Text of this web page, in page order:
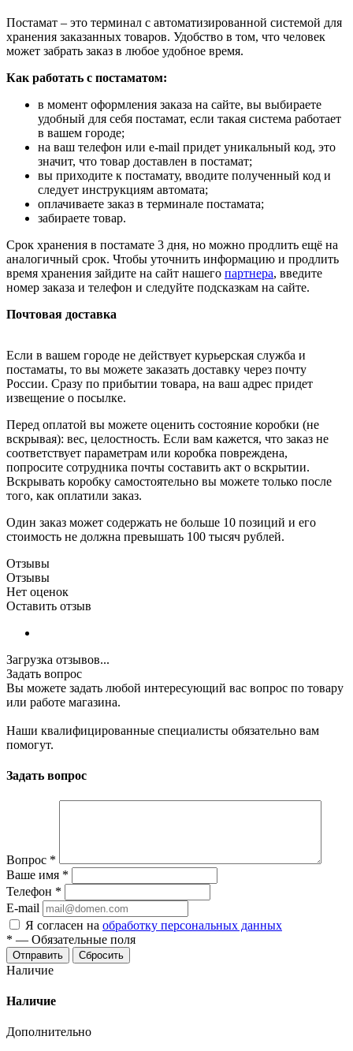
Постамат – это терминал с автоматизированной системой для
хранения заказанных товаров. Удобство в том, что человек
может забрать заказ в любое удобное время.
Как работать с постаматом:
в момент оформления заказа на сайте, вы выбираете
удобный для себя постамат, если такая система работает
в вашем городе;
на ваш телефон или e-mail придет уникальный код, это
значит, что товар доставлен в постамат;
вы приходите к постамату, вводите полученный код и
следует инструкциям автомата;
оплачиваете заказ в терминале постамата;
забираете товар.
Срок хранения в постамате 3 дня, но можно продлить ещё на
аналогичный срок. Чтобы уточнить информацию и продлить
время хранения зайдите на сайт нашего партнера, введите
номер заказа и телефон и следуйте подсказкам на сайте.
Почтовая доставка
Если в вашем городе не действует курьерская служба и
постаматы, то вы можете заказать доставку через почту
России. Сразу по прибытии товара, на ваш адрес придет
извещение о посылке.
Перед оплатой вы можете оценить состояние коробки (не
вскрывая): вес, целостность. Если вам кажется, что заказ не
соответствует параметрам или коробка повреждена,
попросите сотрудника почты составить акт о вскрытии.
Вскрывать коробку самостоятельно вы можете только после
того, как оплатили заказ.
Один заказ может содержать не больше 10 позиций и его
стоимость не должна превышать 100 тысяч рублей.
Отзывы
Отзывы
Нет оценок
Оставить отзыв
Загрузка отзывов...
Задать вопрос
Вы можете задать любой интересующий вас вопрос по товару
или работе магазина.
Наши квалифицированные специалисты обязательно вам
помогут.
Задать вопрос
Вопрос *
Ваше имя *
Телефон *
E-mail
Я согласен на обработку персональных данных
* — Обязательные поля
Отправить Сбросить
Наличие
Наличие
Дополнительно